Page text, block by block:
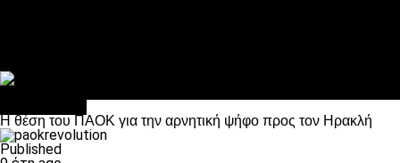
Η θέση του ΠΑΟΚ για την αρνητική ψήφο προς τον Ηρακλή
Published